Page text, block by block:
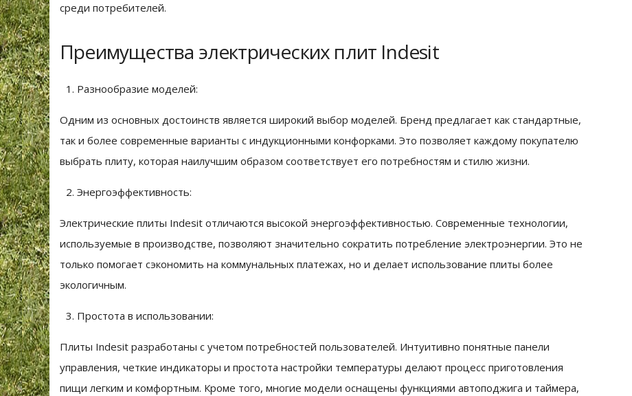
среди потребителей.
Преимущества электрических плит Indesit
Разнообразие моделей:
Одним из основных достоинств является широкий выбор моделей. Бренд предлагает как стандартные,
так и более современные варианты с индукционными конфорками. Это позволяет каждому покупателю
выбрать плиту, которая наилучшим образом соответствует его потребностям и стилю жизни.
Энергоэффективность:
Электрические плиты Indesit отличаются высокой энергоэффективностью. Современные технологии,
используемые в производстве, позволяют значительно сократить потребление электроэнергии. Это не
только помогает сэкономить на коммунальных платежах, но и делает использование плиты более
экологичным.
Простота в использовании:
Плиты Indesit разработаны с учетом потребностей пользователей. Интуитивно понятные панели
управления, четкие индикаторы и простота настройки температуры делают процесс приготовления
пищи легким и комфортным. Кроме того, многие модели оснащены функциями автоподжига и таймера,